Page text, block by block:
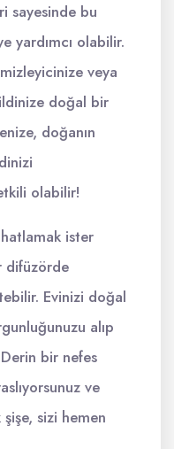
sayesinde bu
yardımcı olabilir.
veya
doğal bir
doğanın
olabilir!
ister
difüzörde
Evinizi doğal
alıp
bir nefes
ve
sizi hemen